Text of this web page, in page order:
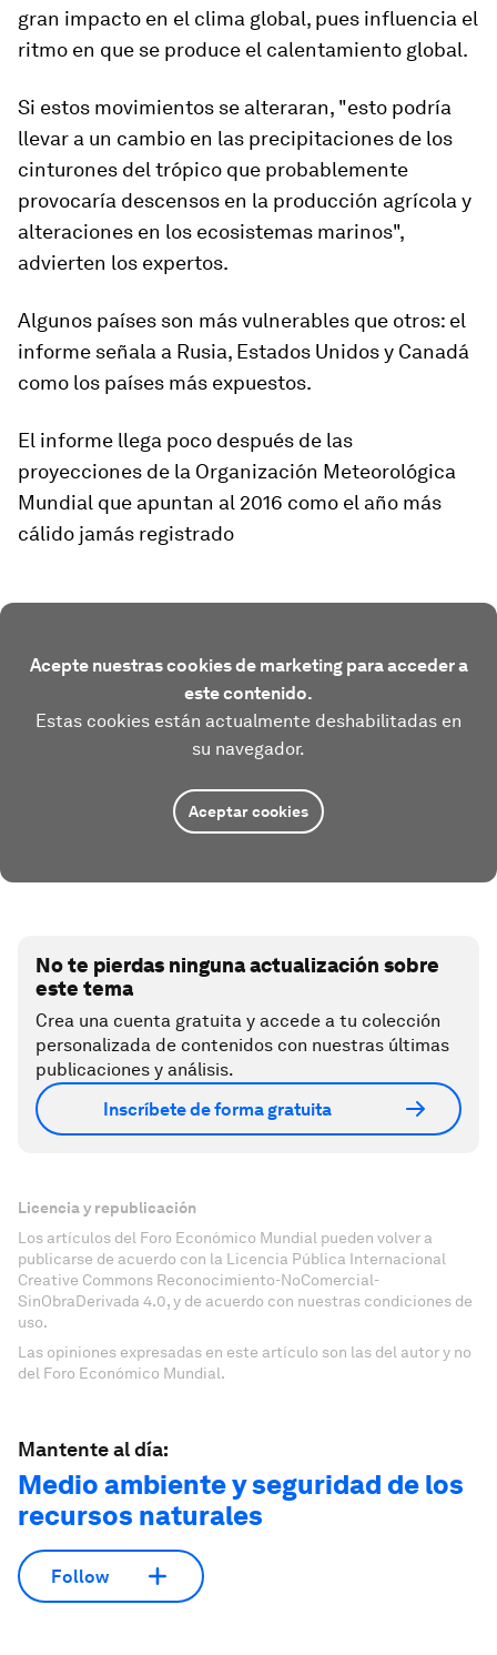
gran impacto en el clima global, pues influencia el
ritmo en que se produce el calentamiento global.
Si estos movimientos se alteraran, "esto podría
llevar a un cambio en las precipitaciones de los
cinturones del trópico que probablemente
provocaría descensos en la producción agrícola y
alteraciones en los ecosistemas marinos",
advierten los expertos.
Algunos países son más vulnerables que otros: el
informe señala a Rusia, Estados Unidos y Canadá
como los países más expuestos.
El informe llega poco después de las
proyecciones de la Organización Meteorológica
Mundial que apuntan al 2016 como el año más
cálido jamás registrado
Acepte nuestras cookies de marketing para acceder a
este contenido.
Estas cookies están actualmente deshabilitadas en
su navegador.
Aceptar cookies
No te pierdas ninguna actualización sobre
este tema
Crea una cuenta gratuita y accede a tu colección
personalizada de contenidos con nuestras últimas
publicaciones y análisis.
Inscríbete de forma gratuita
Licencia y republicación
Los artículos del Foro Económico Mundial pueden volver a
publicarse de acuerdo con la Licencia Pública Internacional
Creative Commons Reconocimiento-NoComercial-
SinObraDerivada 4.0, y de acuerdo con nuestras condiciones de
uso.
Las opiniones expresadas en este artículo son las del autor y no
del Foro Económico Mundial.
Mantente al día:
Medio ambiente y seguridad de los
recursos naturales
Follow